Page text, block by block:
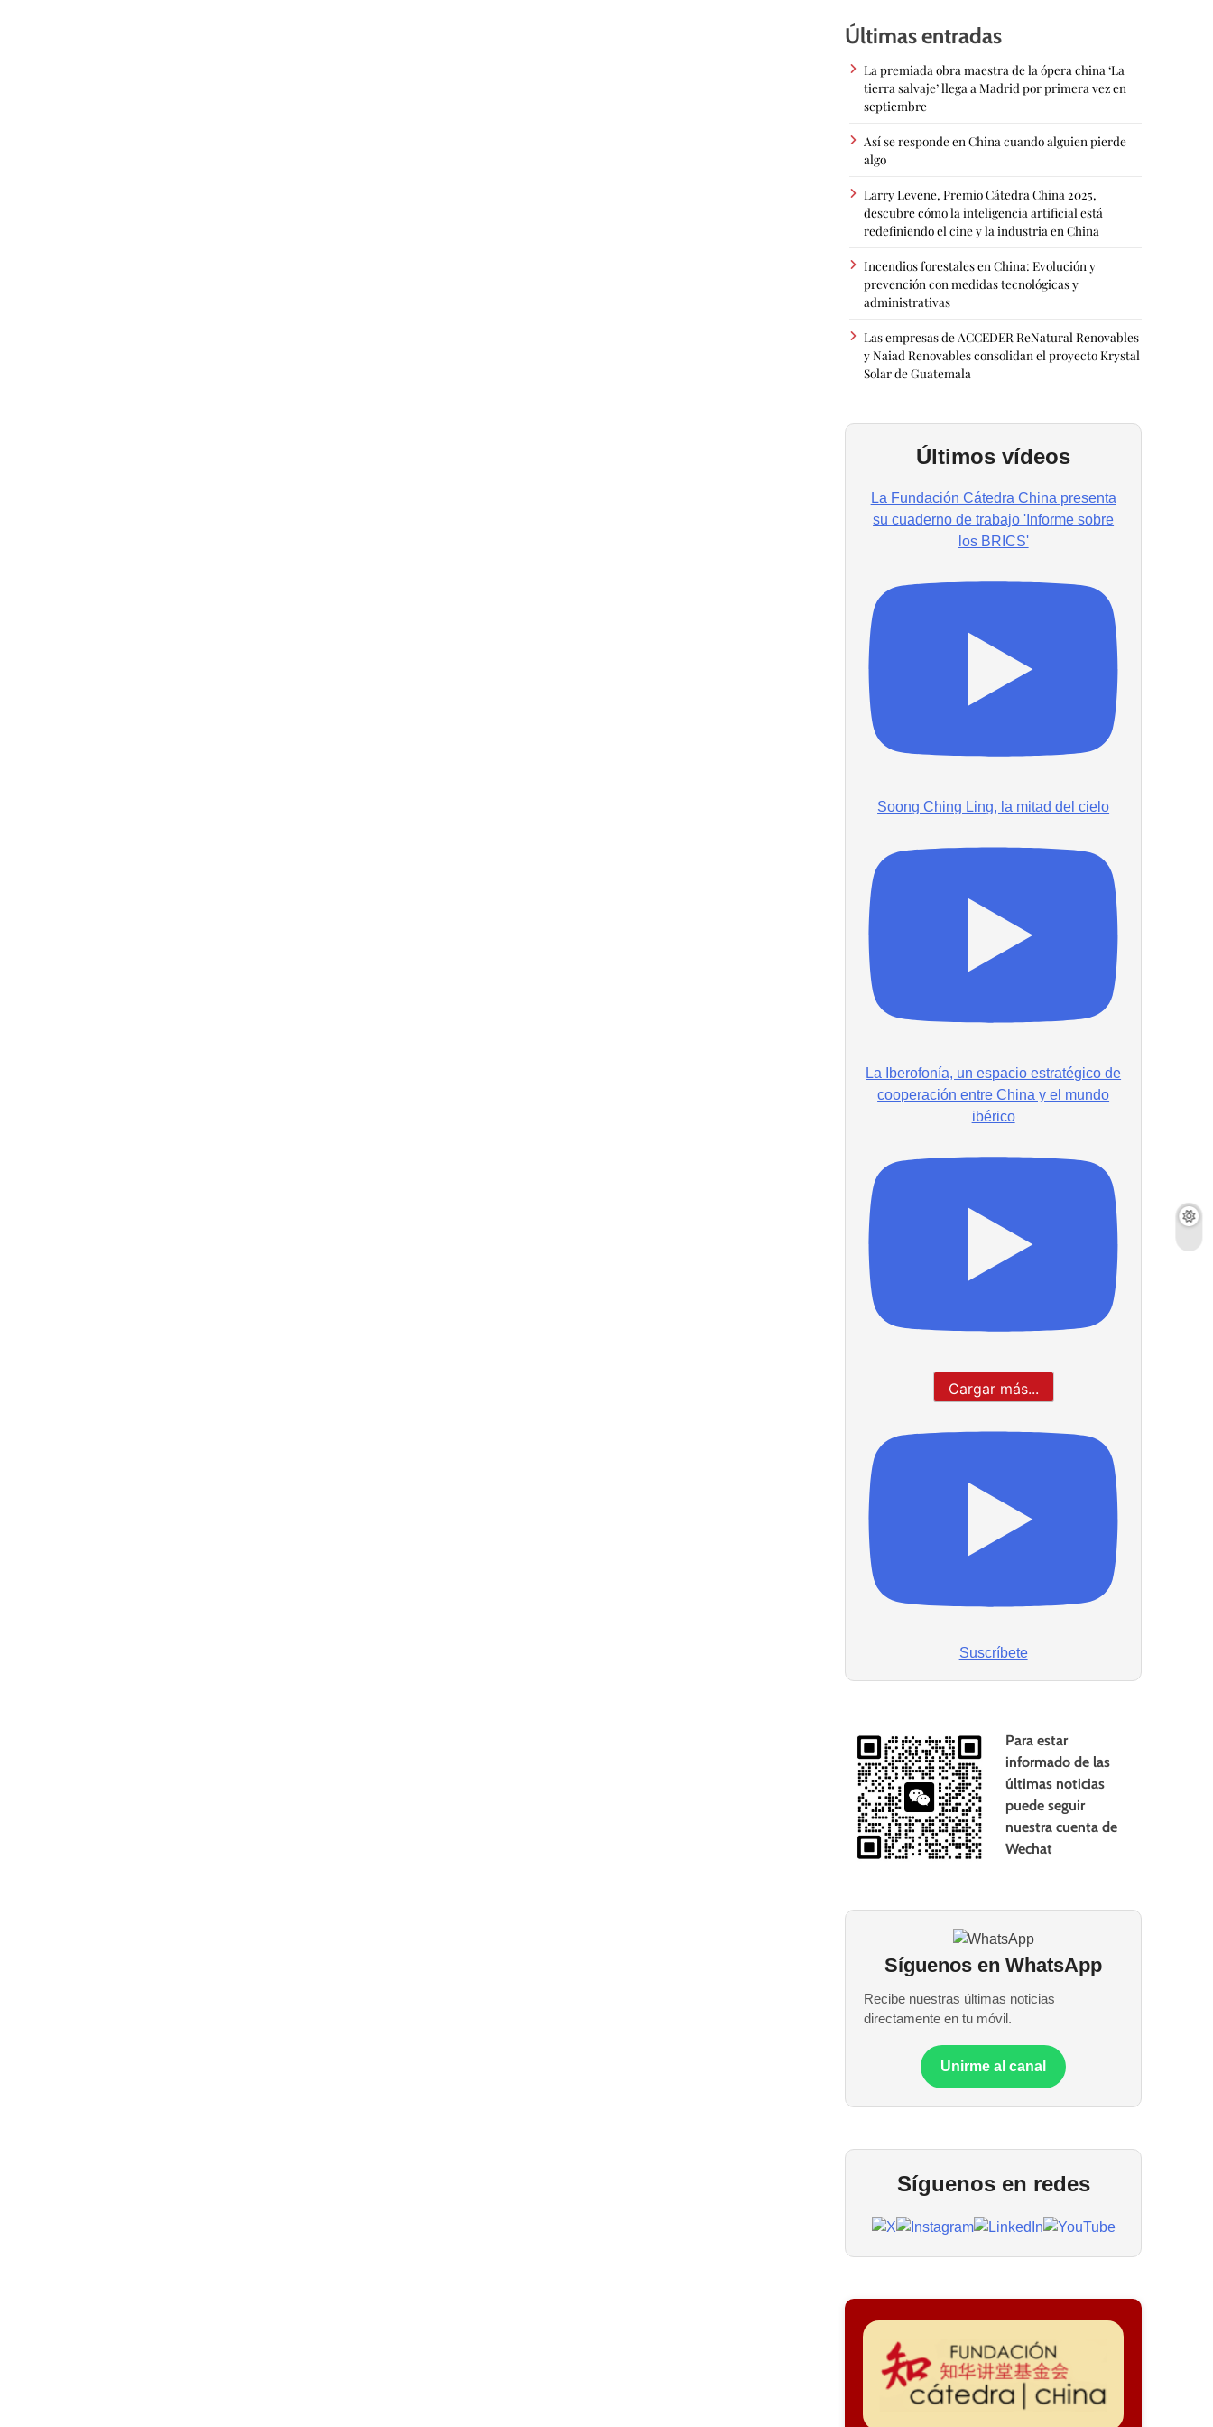
Últimas entradas
La premiada obra maestra de la ópera china ‘La
tierra salvaje’ llega a Madrid por primera vez en
septiembre
Así se responde en China cuando alguien pierde
algo
Larry Levene, Premio Cátedra China 2025,
descubre cómo la inteligencia artificial está
redefiniendo el cine y la industria en China
Incendios forestales en China: Evolución y
prevención con medidas tecnológicas y
administrativas
Las empresas de ACCEDER ReNatural Renovables
y Naiad Renovables consolidan el proyecto Krystal
Solar de Guatemala
Últimos vídeos
La Fundación Cátedra China presenta
su cuaderno de trabajo 'Informe sobre
los BRICS'
Soong Ching Ling, la mitad del cielo
La Iberofonía, un espacio estratégico de
cooperación entre China y el mundo
ibérico
Cargar más...
Suscríbete
Para estar
informado de las
últimas noticias
puede seguir
nuestra cuenta de
Wechat
Síguenos en WhatsApp
Recibe nuestras últimas noticias
directamente en tu móvil.
Unirme al canal
Síguenos en redes